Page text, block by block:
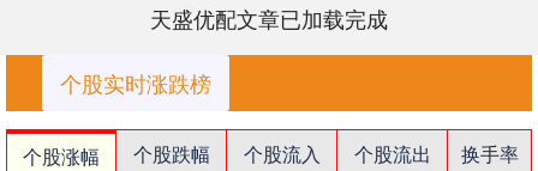
天盛优配文章已加载完成
个股实时涨跌榜
个股涨幅 个股跌幅 个股流入 个股流出
换手率